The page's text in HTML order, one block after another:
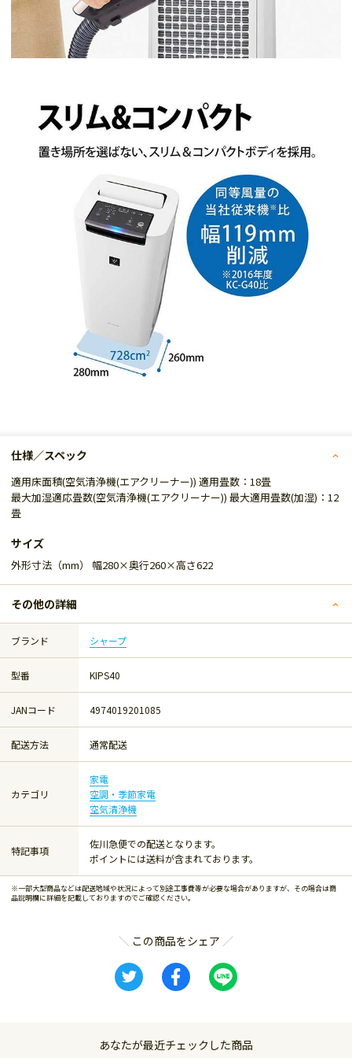
仕様／スペック
適用床面積(空気清浄機(エアクリーナー)) 適用畳数：18畳
最大加湿適応畳数(空気清浄機(エアクリーナー)) 最大適用畳数(加湿)：12
畳
サイズ
外形寸法（mm） 幅280×奥行260×高さ622
その他の詳細
ブランド シャープ
型番 KIPS40
JANコード 4974019201085
配送方法 通常配送
カテゴリ
家電
空調・季節家電
空気清浄機
特記事項
佐川急便での配送となります。
ポイントには送料が含まれております。
※一部大型商品などは配送地域や状況によって別途工事費等が必要な場合がありますが、その場合は商
品説明欄に詳細を記載しておりますのでご確認ください。
この商品をシェア
あなたが最近チェックした商品